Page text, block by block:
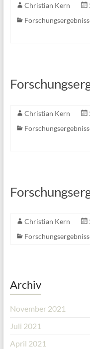
Christian Kern
Christian Kern
Christian Kern
Archiv
November 2021
Juli 2021
April 2021